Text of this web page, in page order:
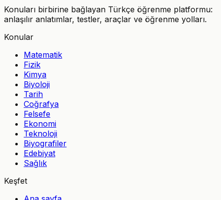
Konuları birbirine bağlayan Türkçe öğrenme platformu:
anlaşılır anlatımlar, testler, araçlar ve öğrenme yolları.
Konular
Matematik
Fizik
Kimya
Biyoloji
Tarih
Coğrafya
Felsefe
Ekonomi
Teknoloji
Biyografiler
Edebiyat
Sağlık
Keşfet